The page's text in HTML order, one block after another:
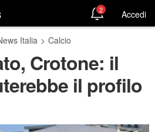
2 Accedi
Italia > Calcio
Crotone: il
il profilo